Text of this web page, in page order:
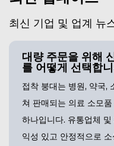
최신 기업 및 업계 뉴
대량 주문을 위해
를 어떻게 선택합
접착 붕대는 병원, 약국,
쳐 판매되는 의료 소모
하나입니다. 유통업체
익성 있고 안정적으로